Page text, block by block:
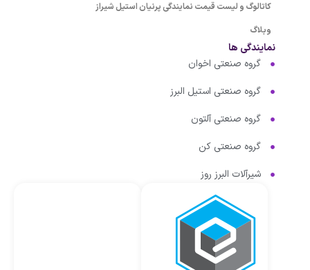
کاتالوگ و لیست قیمت نمایندگی پرنیان استیل شیراز
وبلاگ
نمایندگی ها
گروه صنعتی اخوان
گروه صنعتی استیل البرز
گروه صنعتی آلتون
گروه صنعتی کن
شیرآلات البرز روز